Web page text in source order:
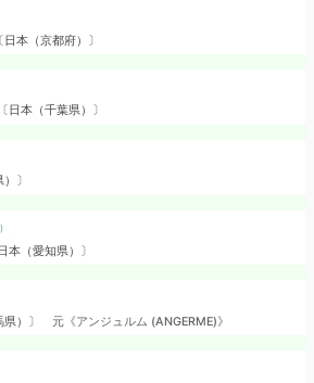
本（京都府）〕
日本（千葉県）〕
〕
本（愛知県）〕
県）〕 元《アンジュルム (ANGERME)》